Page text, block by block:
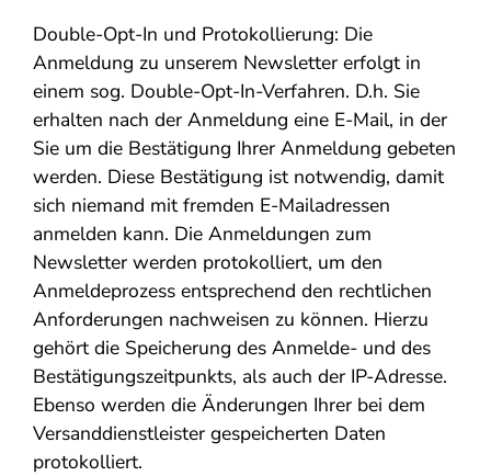
Double-Opt-In und Protokollierung: Die
Anmeldung zu unserem Newsletter erfolgt in
einem sog. Double-Opt-In-Verfahren. D.h. Sie
erhalten nach der Anmeldung eine E-Mail, in der
Sie um die Bestätigung Ihrer Anmeldung gebeten
werden. Diese Bestätigung ist notwendig, damit
sich niemand mit fremden E-Mailadressen
anmelden kann. Die Anmeldungen zum
Newsletter werden protokolliert, um den
Anmeldeprozess entsprechend den rechtlichen
Anforderungen nachweisen zu können. Hierzu
gehört die Speicherung des Anmelde- und des
Bestätigungszeitpunkts, als auch der IP-Adresse.
Ebenso werden die Änderungen Ihrer bei dem
Versanddienstleister gespeicherten Daten
protokolliert.